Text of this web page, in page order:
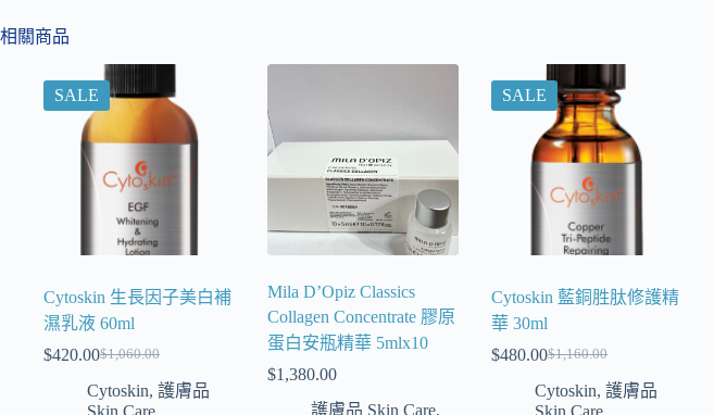
相關商品
SALE
Cytoskin 生長因子美白補
濕乳液 60ml
$1,060.00
$420.00
Cytoskin, 護膚品
Skin Care
Mila D’Opiz Classics
Collagen Concentrate 膠原
蛋白安瓶精華 5mlx10
$1,380.00
護膚品 Skin Care,
SALE
Cytoskin 藍銅胜肽修護精
華 30ml
$1,160.00
$480.00
Cytoskin,護膚品
Skin Care